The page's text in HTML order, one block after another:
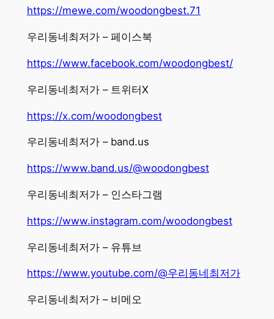
https://mewe.com/woodongbest.71
우리동네최저가 – 페이스북
https://www.facebook.com/woodongbest/
우리동네최저가 – 트위터X
https://x.com/woodongbest
우리동네최저가 – band.us
https://www.band.us/@woodongbest
우리동네최저가 – 인스타그램
https://www.instagram.com/woodongbest
우리동네최저가 – 유튜브
https://www.youtube.com/@우리동네최저가
우리동네최저가 – 비메오